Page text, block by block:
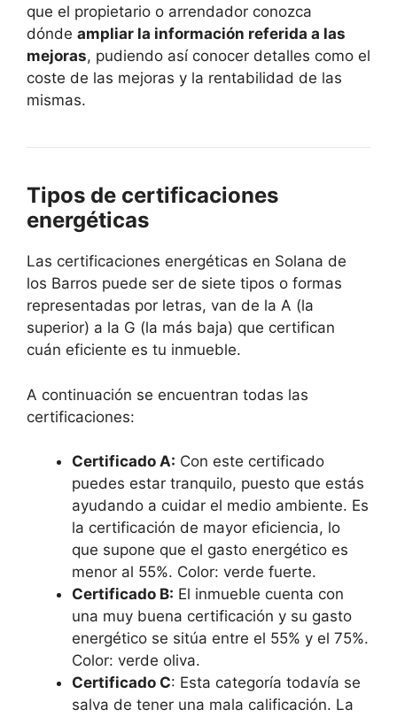
que el propietario o arrendador conozca
dónde ampliar la información referida a las
mejoras, pudiendo así conocer detalles como el
coste de las mejoras y la rentabilidad de las
mismas.
Tipos de certificaciones
energéticas
Las certificaciones energéticas en Solana de
los Barros puede ser de siete tipos o formas
representadas por letras, van de la A (la
superior) a la G (la más baja) que certifican
cuán eficiente es tu inmueble.
A continuación se encuentran todas las
certificaciones:
Certificado A: Con este certificado
puedes estar tranquilo, puesto que estás
ayudando a cuidar el medio ambiente. Es
la certificación de mayor eficiencia, lo
que supone que el gasto energético es
menor al 55%. Color: verde fuerte.
Certificado B: El inmueble cuenta con
una muy buena certificación y su gasto
energético se sitúa entre el 55% y el 75%.
Color: verde oliva.
Certificado C: Esta categoría todavía se
salva de tener una mala calificación. La